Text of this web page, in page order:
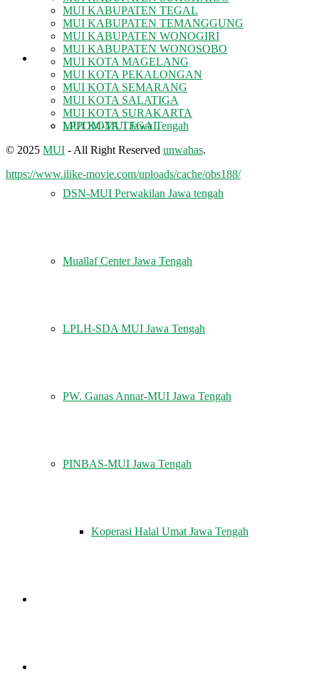
LEMBAGA
LPPOM-MUI Jawa Tengah
DSN-MUI Perwakilan Jawa tengah
Muallaf Center Jawa Tengah
LPLH-SDA MUI Jawa Tengah
PW. Ganas Annar-MUI Jawa Tengah
PINBAS-MUI Jawa Tengah
Koperasi Halal Umat Jawa Tengah
MUI KABUPATEN TEGAL
MUI KABUPATEN TEMANGGUNG
MUI KABUPATEN WONOGIRI
MUI KABUPATEN WONOSOBO
MUI KOTA MAGELANG
MUI KOTA PEKALONGAN
MUI KOTA SEMARANG
MUI KOTA SALATIGA
MUI KOTA SURAKARTA
MUI KOTA TEGAL
© 2025 MUI - All Right Reserved unwahas.
https://www.ilike-movie.com/uploads/cache/obs188/